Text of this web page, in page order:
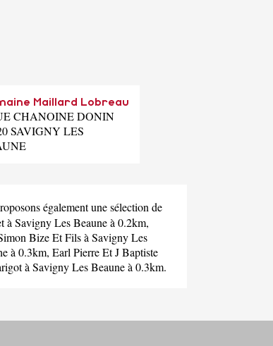
Maillard Lobreau
CHANOINE DONIN
SAVIGNY LES
également une sélection de
à Savigny Les Beaune à 0.2km,
Bize Et Filsà Savigny Les
à 0.3km, Earl Pierre Et J Baptiste
à Savigny Les Beaune à 0.3km.